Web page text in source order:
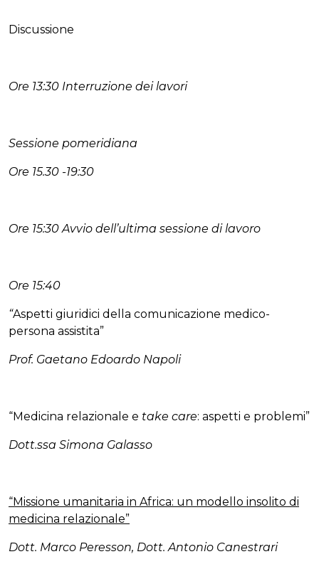
Discussione
Ore 13:30 Interruzione dei lavori
Sessione pomeridiana
Ore 15.30 -19:30
Ore 15:30 Avvio dell’ultima sessione di lavoro
Ore 15:40
“Aspetti giuridici della comunicazione medico-
persona assistita”
Prof. Gaetano Edoardo Napoli
“Medicina relazionale e take care: aspetti e problemi”
Dott.ssa Simona Galasso
“Missione umanitaria in Africa: un modello insolito di
medicina relazionale”
Dott. Marco Peresson, Dott. Antonio Canestrari